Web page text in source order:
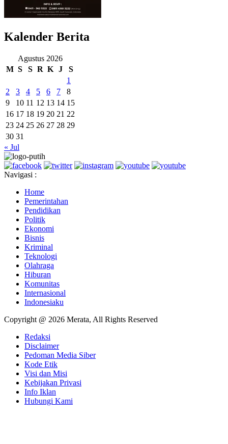
Kalender Berita
Agustus 2026
M S S R K J
S
1
2
3 4 5 6 7
8
9
10 11 12 13 14 15
16 17 18 19 20 21 22
23 24 25 26 27 28 29
30 31
« Jul
Navigasi :
Home
Pemerintahan
Pendidikan
Politik
Ekonomi
Bisnis
Kriminal
Teknologi
Olahraga
Hiburan
Komunitas
Internasional
Indonesiaku
Copyright @ 2026 Merata, All Rights Reserved
Redaksi
Disclaimer
Pedoman Media Siber
Kode Etik
Visi dan Misi
Kebijakan Privasi
Info Iklan
Hubungi Kami